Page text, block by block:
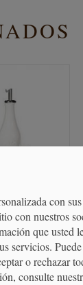
con Cesta de
con sus
con nuestros
que usted
servicios.
o rechazar
consulte